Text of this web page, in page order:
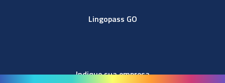
Lingopass GO
Indique sua empresa